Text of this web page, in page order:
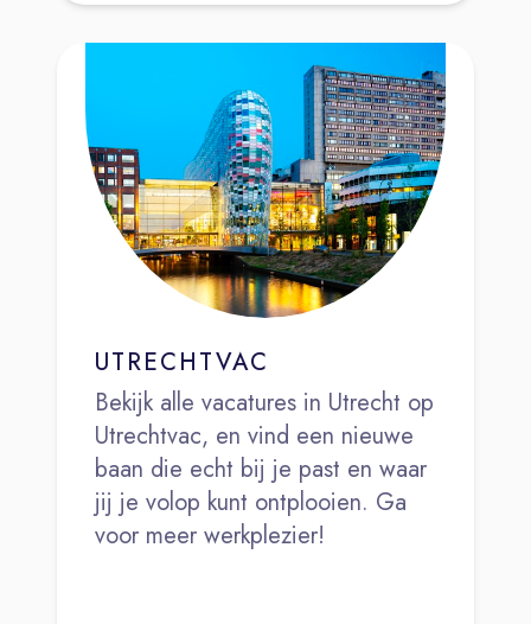
UTRECHTVAC
Bekijk alle vacatures in Utrecht op
Utrechtvac, en vind een nieuwe
baan die echt bij je past en waar
jij je volop kunt ontplooien. Ga
voor meer werkplezier!